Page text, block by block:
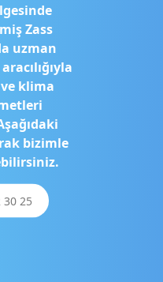
Zass
uzman
klima
bizimle
30 25